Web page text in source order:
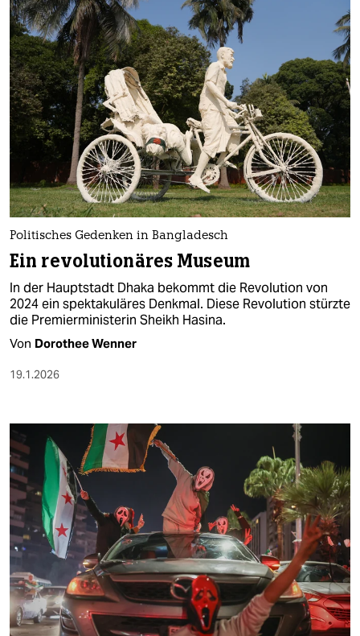
Politisches Gedenken in Bangladesch
Ein revolutionäres Museum
In der Hauptstadt Dhaka bekommt die Revolution von
2024 ein spektakuläres Denkmal. Diese Revolution stürzte
die Premierministerin Sheikh Hasina.
Von Dorothee Wenner
19.1.2026